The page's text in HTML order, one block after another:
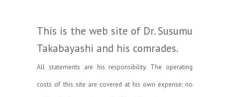
This is the web site of Dr. Susumu
Takabayashi and his comrades.
All statements are his responsibility. The operating
costs of this site are covered at his own expense; no